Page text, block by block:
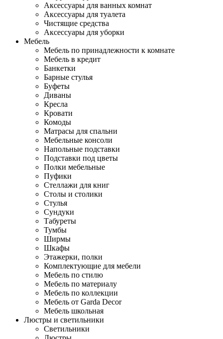
Аксессуары для ванных комнат
Аксессуары для туалета
Чистящие средства
Аксессуары для уборки
Мебель
Мебель по принадлежности к комнате
Мебель в кредит
Банкетки
Барные стулья
Буфеты
Диваны
Кресла
Кровати
Комоды
Матрасы для спальни
Мебельные консоли
Напольные подставки
Подставки под цветы
Полки мебельные
Пуфики
Стеллажи для книг
Столы и столики
Стулья
Сундуки
Табуреты
Тумбы
Ширмы
Шкафы
Этажерки, полки
Комплектующие для мебели
Мебель по стилю
Мебель по материалу
Мебель по коллекции
Мебель от Garda Decor
Мебель школьная
Люстры и светильники
Светильники